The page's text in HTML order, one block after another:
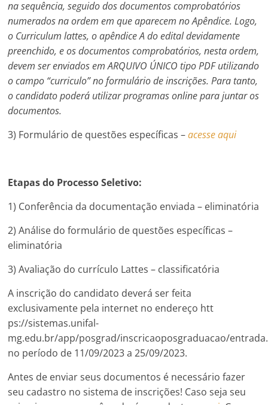
na sequência, seguido dos documentos comprobatórios
numerados na ordem em que aparecem no Apêndice. Logo,
o Curriculum lattes, o apêndice A do edital devidamente
preenchido, e os documentos comprobatórios, nesta ordem,
devem ser enviados em ARQUIVO ÚNICO tipo PDF utilizando
o campo “curriculo” no formulário de inscrições. Para tanto,
o candidato poderá utilizar programas online para juntar os
documentos.
3) Formulário de questões específicas – acesse aqui
Etapas do Processo Seletivo:
1) Conferência da documentação enviada – eliminatória
2) Análise do formulário de questões específicas –
eliminatória
3) Avaliação do currículo Lattes – classificatória
A inscrição do candidato deverá ser feita
exclusivamente pela internet no endereço htt
ps://sistemas.unifal-
mg.edu.br/app/posgrad/inscricaoposgraduacao/
no período de 11/09/2023 a 25/09/2023.
Antes de enviar seus documentos é necessário fazer
seu cadastro no sistema de inscrições! Caso seja seu